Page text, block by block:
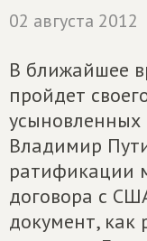
02 августа 2012
В ближайшее
пройдет
усыновленных
Владимир
ратификации
договора с
документ, как